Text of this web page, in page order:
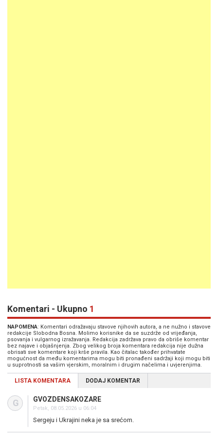
Komentari - Ukupno 1
NAPOMENA: Komentari odražavaju stavove njihovih autora, a ne nužno i stavove
redakcije Slobodna Bosna. Molimo korisnike da se suzdrže od vrijeđanja,
psovanja i vulgarnog izražavanja. Redakcija zadržava pravo da obriše komentar
bez najave i objašnjenja. Zbog velikog broja komentara redakcija nije dužna
obrisati sve komentare koji krše pravila. Kao čitalac također prihvatate
mogućnost da među komentarima mogu biti pronađeni sadržaji koji mogu biti
u suprotnosti sa vašim vjerskim, moralnim i drugim načelima i uvjerenjima.
LISTA KOMENTARA DODAJ KOMENTAR
G GVOZDENSAKOZARE
Petak, 08.05.2026 u 06:04
Sergeju i Ukrajini neka je sa srećom.